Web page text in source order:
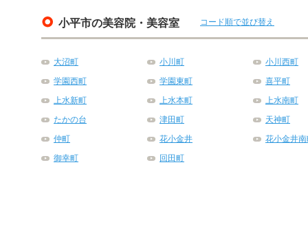
小平市の美容院・美容室 コード順で並び替え
大沼町 小川町
小川西町
学園西町
学園東町
喜平町
上水新町
上水本町
上水南町
たかの台
津田町
天神町
仲町
花小金井
花小金井
御幸町
回田町